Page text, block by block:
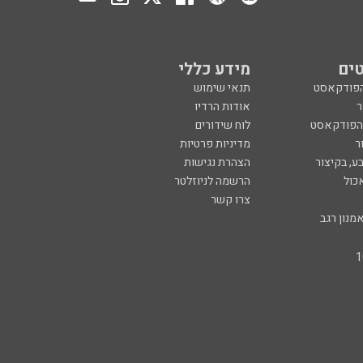
מידע כללי
תנאי שימוש
אודות הרדיו
הפודקאסט
לוח שידורים
מדיניות פרטיות
בקיצור
הצהרת נגישות
הרשמה לניוזלטר
צרו קשר
רגב